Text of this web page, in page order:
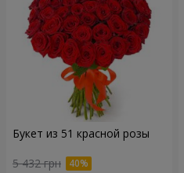
Букет из 51 красной розы
5 432 грн